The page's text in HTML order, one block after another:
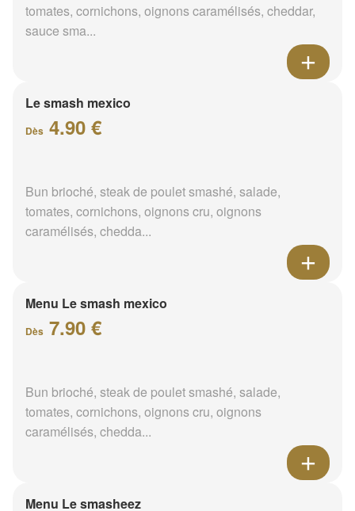
tomates, cornichons, oignons caramélisés, cheddar,
sauce sma...
Le smash mexico
Dès 4.90 €
Bun brioché, steak de poulet smashé, salade,
tomates, cornichons, oignons cru, oignons
caramélisés, chedda...
Menu Le smash mexico
Dès 7.90 €
Bun brioché, steak de poulet smashé, salade,
tomates, cornichons, oignons cru, oignons
caramélisés, chedda...
Menu Le smasheez